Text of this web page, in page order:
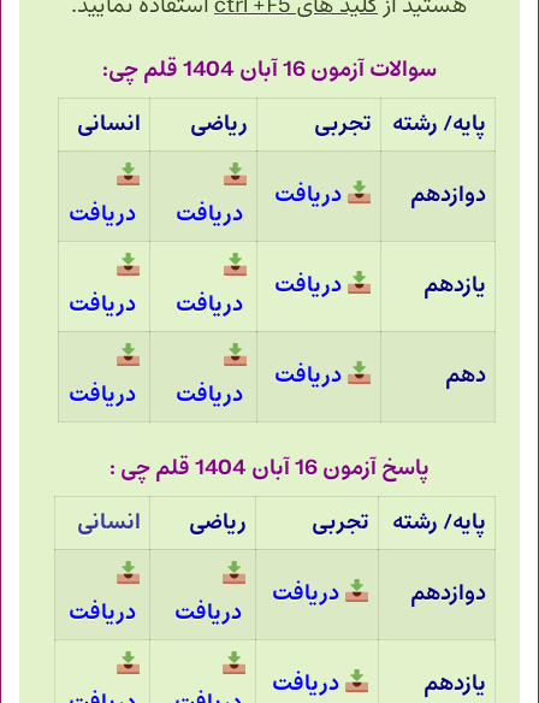
سوالات آزمون 16 آبان 1404 قلم چی:
پایه/ رشته
تجربی ریاضی انسانی
دوازدهم دریافت
دریافت دریافت
یازدهم دریافت
دریافت دریافت
دهم دریافت
دریافت دریافت
پاسخ آزمون 16 آبان 1404 قلم چی :
پایه/ رشته
تجربی ریاضی انسانی
دوازدهم دریافت
دریافت دریافت
یازدهم دریافت